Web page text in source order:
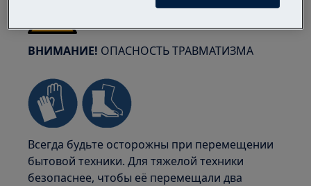
ВНИМАНИЕ! ОПАСНОСТЬ ТРАВМАТИЗМА
Всегда будьте осторожны при перемещении
бытовой техники. Для тяжелой техники
безопаснее, чтобы её перемещали два